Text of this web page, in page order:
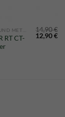
RT CT-
14,90€
Preis
12,90€